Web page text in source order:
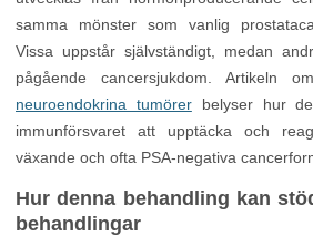
samma mönster som vanlig
Vissa uppstår självständigt, medan
pågående cancersjukdom. Artikeln
neuroendokrina tumörerbelyser hur
immunförsvaret att upptäcka och
växande och ofta PSA-negativa
Hur denna behandling kan
behandlingar